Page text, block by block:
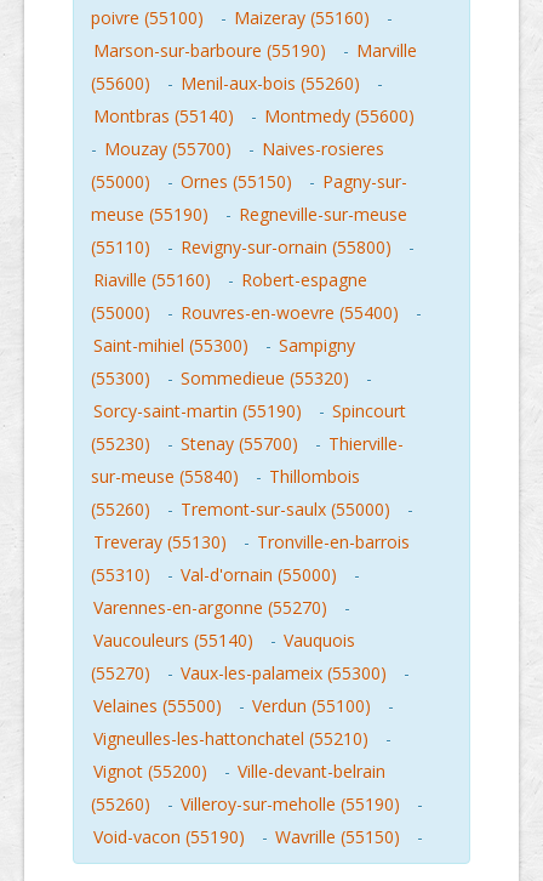
poivre (55100)
- Maizeray (55160)
-
Marson-sur-barboure (55190)
- Marville
(55600)
- Menil-aux-bois (55260)
-
Montbras (55140)
- Montmedy (55600)
- Mouzay (55700) - Naives-rosieres
(55000)
- Ornes (55150) - Pagny-sur-
meuse (55190)
- Regneville-sur-meuse
(55110)
- Revigny-sur-ornain (55800)
-
Riaville (55160)
- Robert-espagne
(55000)
- Rouvres-en-woevre (55400)
-
Saint-mihiel (55300)
- Sampigny
(55300)
- Sommedieue (55320)
-
Sorcy-saint-martin (55190)
- Spincourt
(55230)
- Stenay (55700) - Thierville-
sur-meuse (55840)
- Thillombois
(55260)
- Tremont-sur-saulx (55000)
-
Treveray (55130)
- Tronville-en-barrois
(55310)
- Val-d'ornain (55000)
-
Varennes-en-argonne (55270)
-
Vaucouleurs (55140)
- Vauquois
(55270)
- Vaux-les-palameix (55300)
-
Velaines (55500)
- Verdun (55100)
-
Vigneulles-les-hattonchatel (55210)
-
Vignot (55200)
- Ville-devant-belrain
(55260)
- Villeroy-sur-meholle (55190)
-
Void-vacon (55190)
- Wavrille (55150) -